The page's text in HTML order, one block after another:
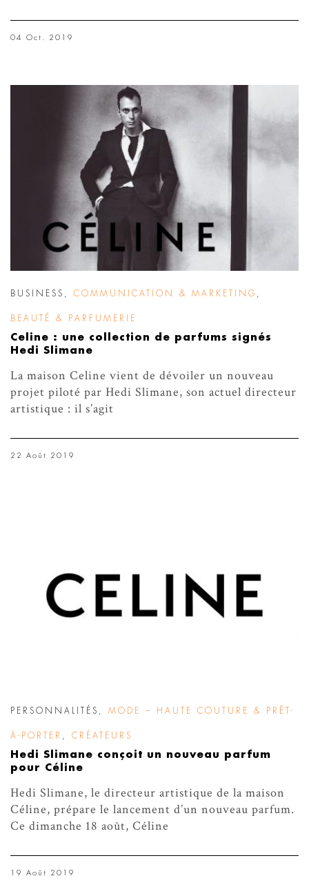
04 Oct. 2019
BUSINESS COMMUNICATION & MARKETING
BEAUTÉ & PARFUMERIE
Celine : une collection de parfums signés
Hedi Slimane
La maison Celine vient de dévoiler un nouveau
projet piloté par Hedi Slimane, son actuel directeur
artistique : il s’agit
22 Août 2019
PERSONNALITÉS MODE – HAUTE COUTURE & PRÊT-
À-PORTER CRÉATEURS
Hedi Slimane conçoit un nouveau parfum
pour Céline
Hedi Slimane, le directeur artistique de la maison
Céline, prépare le lancement d’un nouveau parfum.
Ce dimanche 18 août, Céline
19 Août 2019